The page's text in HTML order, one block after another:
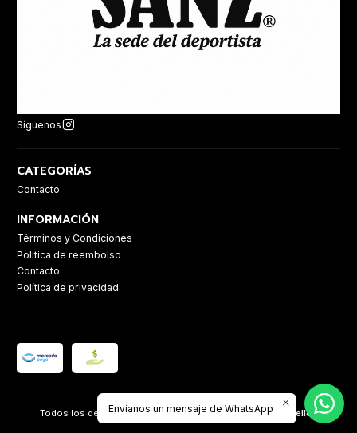
Síguenos
CATEGORÍAS
Contacto
INFORMACIÓN
Términos y Condiciones
Politica de reembolso
Contacto
Política de privacidad
Todos los derechos reservados.Desarrollado por Jumpseller.
Envíanos un mensaje de WhatsApp